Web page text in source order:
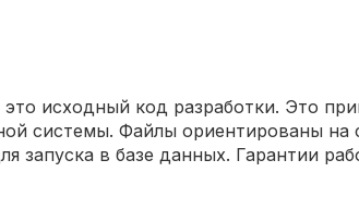
исходный код разработки. Это
системы. Файлы ориентированы на
запуска в базе данных. Гарантии